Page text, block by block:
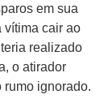
em sua
vítima cair ao
realizado
o atirador
rumo ignorado.